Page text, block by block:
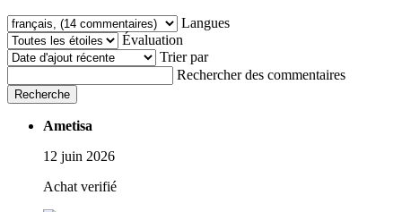
Langues
Évaluation
Trier par
Rechercher des commentaires
Recherche
Ametisa
12 juin 2026
Achat verifié